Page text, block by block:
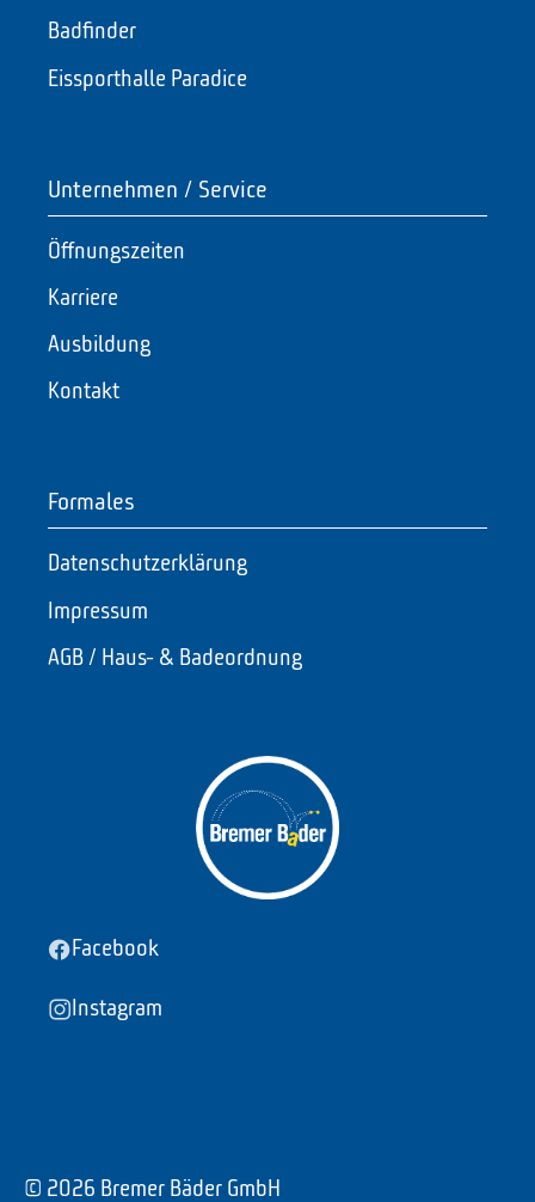
Badfinder
Eissporthalle Paradice
Unternehmen / Service
Öffnungszeiten
Karriere
Ausbildung
Kontakt
Formales
Datenschutzerklärung
Impressum
AGB / Haus- & Badeordnung
Facebook
Instagram
© 2026 Bremer Bäder GmbH